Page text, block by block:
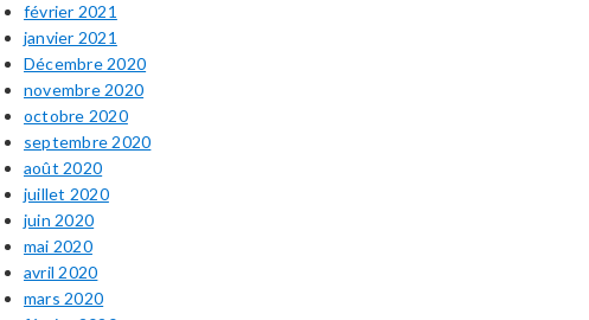
février 2021
janvier 2021
Décembre 2020
novembre 2020
octobre 2020
septembre 2020
août 2020
juillet 2020
juin 2020
mai 2020
avril 2020
mars 2020